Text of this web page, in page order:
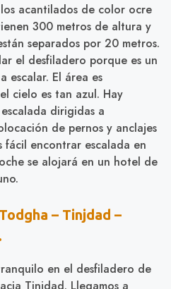
acantilados de color ocre
300 metros de altura y
separados por 20 metros.
el desfiladero porque es un
escalar. El área es
cielo es tan azul. Hay
dirigidas a
de pernos y anclajes
fácil encontrar escalada en
se alojará en un hotel de
– Tinjdad –
en el desfiladero de
Tinjdad. Llegamos a